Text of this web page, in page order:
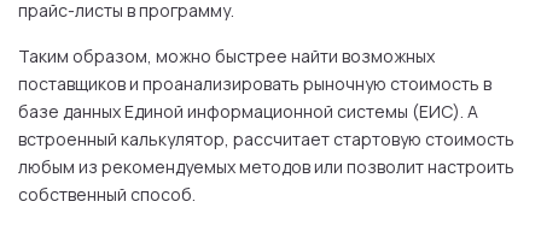
прайс-листы в программу.
Таким образом, можно быстрее найти возможных
поставщиков и проанализировать рыночную стоимость в
базе данных Единой информационной системы (ЕИС). А
встроенный калькулятор, рассчитает стартовую стоимость
любым из рекомендуемых методов или позволит настроить
собственный способ.